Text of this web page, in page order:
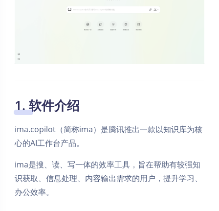
1. 软件介绍
ima.copilot（简称ima）是腾讯推出一款以知识库为核
心的AI工作台产品。
ima是搜、读、写一体的效率工具，旨在帮助有较强知
识获取、信息处理、内容输出需求的用户，提升学习、
办公效率。